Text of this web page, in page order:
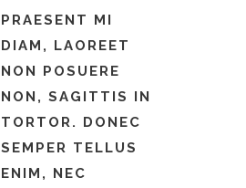
PRAESENT MI
DIAM, LAOREET
NON POSUERE
NON, SAGITTIS IN
TORTOR. DONEC
SEMPER TELLUS
ENIM, NEC